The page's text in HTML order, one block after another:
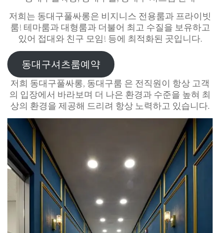
저희는 동대구풀싸롱은 비지니스 전용룸과 프라이빗
룸! 테마룸과 대형룸과 더불어 최고 수질을 보유하고
있어 접대와 친구 모임! 등에 최적화된 곳입니다.
동대구셔츠룸예약
저희 동대구풀싸롱, 동대구룸 은 전직원이 항상 고객
의 입장에서 바라보며 더 나은 환경과 수준을 높혀 최
상의 환경을 제공해 드리려 항상 노력하고 있습니다.